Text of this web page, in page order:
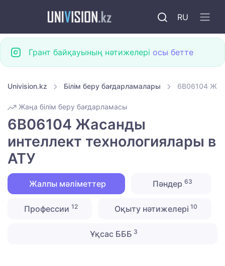
RU
Грант байқауының нәтижелері осы бетте
Univision.kz Білім беру бағдарламалары 6B06104
Жаңа білім беру бағдарламасы
6B06104 Жасанды
интеллект технологиялары в
АТУ
Жалпы мәліметтер Пәндер 63
Профессии 12 Оқыту нәтижелері 10
Ұқсас БББ 3